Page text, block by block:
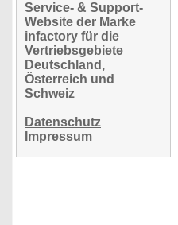
Service- & Support-
Website der Marke
infactory für die
Vertriebsgebiete
Deutschland,
Österreich und
Schweiz
Datenschutz
Impressum